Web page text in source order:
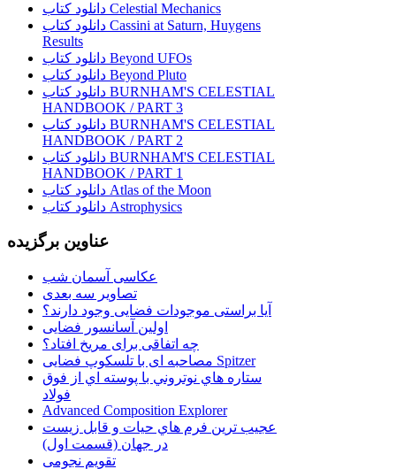
دانلود کتاب Celestial Mechanics
دانلود کتاب Cassini at Saturn, Huygens
Results
دانلود کتاب Beyond UFOs
دانلود کتاب Beyond Pluto
دانلود کتاب BURNHAM'S CELESTIAL
HANDBOOK / PART 3
دانلود کتاب BURNHAM'S CELESTIAL
HANDBOOK / PART 2
دانلود کتاب BURNHAM'S CELESTIAL
HANDBOOK / PART 1
دانلود کتاب Atlas of the Moon
دانلود کتاب Astrophysics
عناوین برگزیده
عکاسی آسمان شب
تصاویر سه بعدی
آیا براستی موجودات فضایی وجود دارند؟
اولین آسانسور فضایی
چه اتفاقی برای مریخ افتاد؟
مصاحبه ای با تلسکوپ فضایی Spitzer
ستاره هاي نوتروني با پوسته اي از فوق
فولاد
Advanced Composition Explorer
عجیب ترین فرم هاي حيات و قابل زيست
در جهان (قسمت اول)
تقویم نجومی